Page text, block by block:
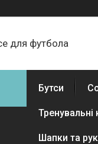
для футбола
Бутси
Шапки та